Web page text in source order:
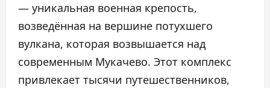
— уникальная военная крепость,
возведённая на вершине потухшего
вулкана, которая возвышается над
современным Мукачево. Этот комплекс
привлекает тысячи путешественников,